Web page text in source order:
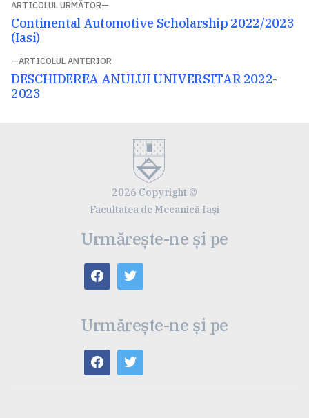
Navigare
în
articole
ARTICOLUL ANTERIOR
Articolul
anterior:
DESCHIDEREA ANULUI UNIVERSITAR 2022-
2023
ARTICOLUL URMĂTOR
Articolul
următor:
Continental Automotive Scholarship 2022/2023
(Iasi)
2026 Copyright ©
Facultatea de Mecanică Iaşi
Urmărește-ne și pe
Urmărește-ne și pe